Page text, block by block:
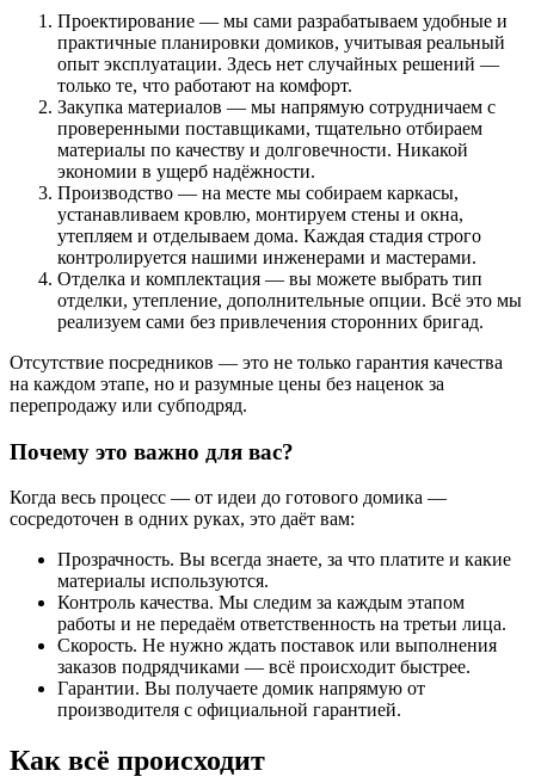
Проектирование — мы сами разрабатываем удобные и
практичные планировки домиков, учитывая реальный
опыт эксплуатации. Здесь нет случайных решений —
только те, что работают на комфорт.
Закупка материалов — мы напрямую сотрудничаем с
проверенными поставщиками, тщательно отбираем
материалы по качеству и долговечности. Никакой
экономии в ущерб надёжности.
Производство — на месте мы собираем каркасы,
устанавливаем кровлю, монтируем стены и окна,
утепляем и отделываем дома. Каждая стадия строго
контролируется нашими инженерами и мастерами.
Отделка и комплектация — вы можете выбрать тип
отделки, утепление, дополнительные опции. Всё это мы
реализуем сами без привлечения сторонних бригад.
Отсутствие посредников — это не только гарантия качества
на каждом этапе, но и разумные цены без наценок за
перепродажу или субподряд.
Почему это важно для вас?
Когда весь процесс — от идеи до готового домика —
сосредоточен в одних руках, это даёт вам:
Прозрачность. Вы всегда знаете, за что платите и какие
материалы используются.
Контроль качества. Мы следим за каждым этапом
работы и не передаём ответственность на третьи лица.
Скорость. Не нужно ждать поставок или выполнения
заказов подрядчиками — всё происходит быстрее.
Гарантии. Вы получаете домик напрямую от
производителя с официальной гарантией.
Как всё происходит